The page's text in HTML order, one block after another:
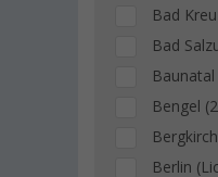
Bad
Bad
Baunatal
Bengel
Berlin